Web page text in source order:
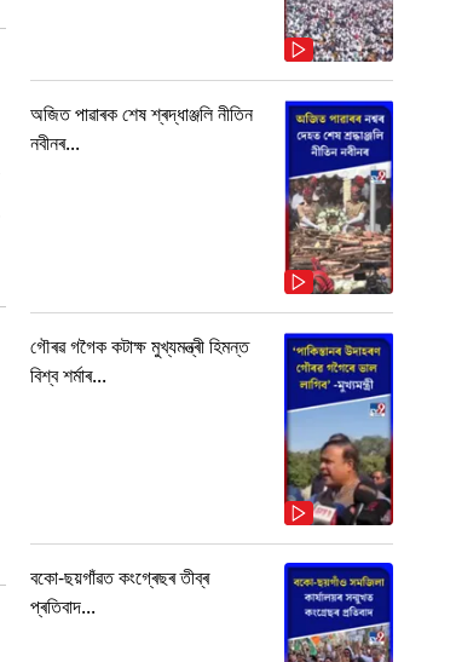
অজিত পাৱাৰক শেষ শ্ৰদ্ধাঞ্জলি নীতিন
নবীনৰ...
গৌৰৱ গগৈক কটাক্ষ মুখ্যমন্ত্ৰী হিমন্ত
বিশ্ব শৰ্মাৰ...
বকো-ছয়গাঁৱত কংগ্ৰেছৰ তীব্ৰ
প্ৰতিবাদ...